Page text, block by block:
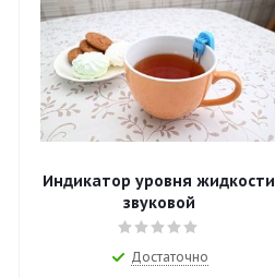
Индикатор уровня жидкости
звуковой
Достаточно